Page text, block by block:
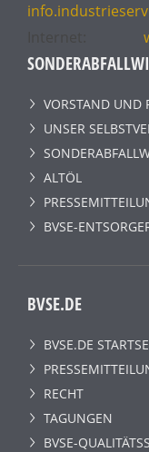
VORSTAND UND
UNSER
ALTÖL
BVSE-
BVSE.DE
BVSE.DE
RECHT
TAGUNGEN
BVSE-